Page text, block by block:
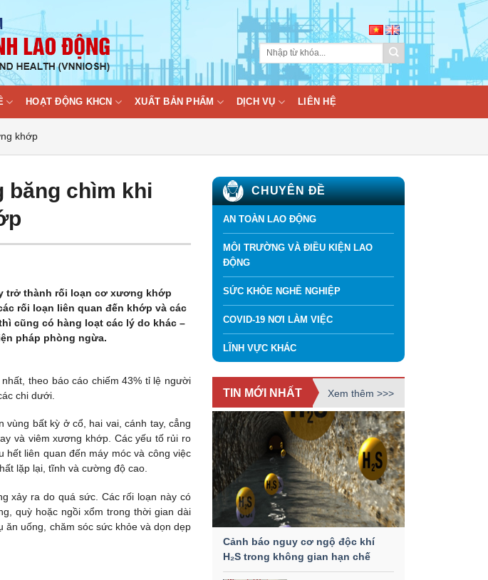
HOẠT ĐỘNG KHCN XUẤT BẢN PHẨM DỊCH VỤ LIÊN HỆ
khớp
băng chìm khi
trở thành rối loạn cơ xương khớp
rối loạn liên quan đến khớp và các
cũng có hàng loạt các lý do khác –
pháp phòng ngừa.
theo báo cáo chiếm 43% tỉ lệ người
chi dưới.
bất kỳ ở cổ, hai vai, cánh tay, cẳng
và viêm xương khớp. Các yếu tố rủi ro
hết liên quan đến máy móc và công việc
lặp lại, tĩnh và cường độ cao.
xảy ra do quá sức. Các rối loạn này có
quỳ hoặc ngồi xổm trong thời gian dài
ăn uống, chăm sóc sức khỏe và dọn dẹp
CHUYÊN ĐỀ
AN TOÀN LAO ĐỘNG
MÔI TRƯỜNG VÀ ĐIỀU KIỆN LAO
ĐỘNG
SỨC KHỎE NGHỀ NGHIỆP
COVID-19 NƠI LÀM VIỆC
LĨNH VỰC KHÁC
TIN MỚI NHẤT Xem thêm >>>
Cảnh báo nguy cơ ngộ độc khí
H₂S trong không gian hạn chế